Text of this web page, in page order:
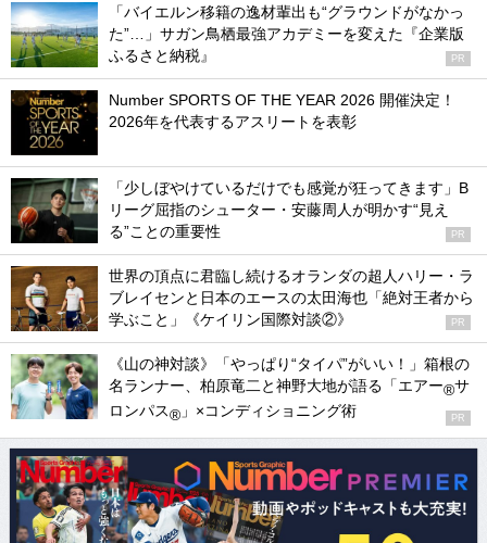
「バイエルン移籍の逸材輩出も“グラウンドがなかっ
た”…」サガン鳥栖最強アカデミーを変えた『企業版
ふるさと納税』
PR
Number SPORTS OF THE YEAR 2026 開催決定！
2026年を代表するアスリートを表彰
「少しぼやけているだけでも感覚が狂ってきます」B
リーグ屈指のシューター・安藤周人が明かす“見え
る”ことの重要性
PR
世界の頂点に君臨し続けるオランダの超人ハリー・ラ
ブレイセンと日本のエースの太田海也「絶対王者から
学ぶこと」《ケイリン国際対談②》
PR
《山の神対談》「やっぱり“タイパ”がいい！」箱根の
名ランナー、柏原竜二と神野大地が語る「エアー®サ
ロンパス® 」×コンディショニング術 PR